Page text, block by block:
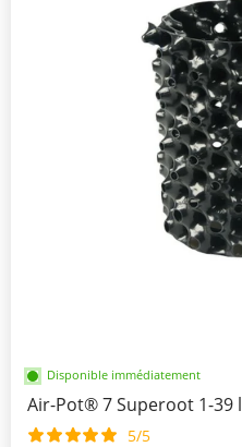
Disponible immédiatement
Air-Pot® 7 Superoot 1-39 l
5/5